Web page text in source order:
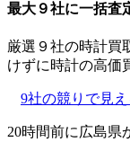
最大９社に一括査
厳選９社の時計買
けずに時計の高価
9社の競りで見
20時間前に広島県